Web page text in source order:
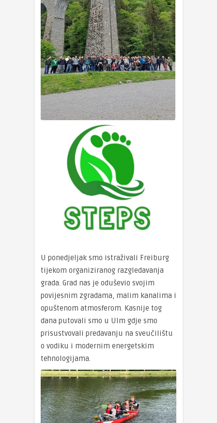
U ponedjeljak smo istraživali Freiburg
tijekom organiziranog razgledavanja
grada. Grad nas je oduševio svojim
povijesnim zgradama, malim kanalima i
opuštenom atmosferom. Kasnije tog
dana putovali smo u Ulm gdje smo
prisustvovali predavanju na sveučilištu
o vodiku i modernim energetskim
tehnologijama.